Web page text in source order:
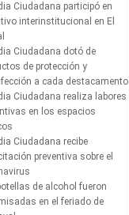
Ciudadana participó en
interinstitucional en El
Ciudadana dotó de
de protección y
a cada destacamento
Ciudadana realiza labores
en los espacios
Ciudadana recibe
preventiva sobre el
de alcohol fueron
en el feriado de